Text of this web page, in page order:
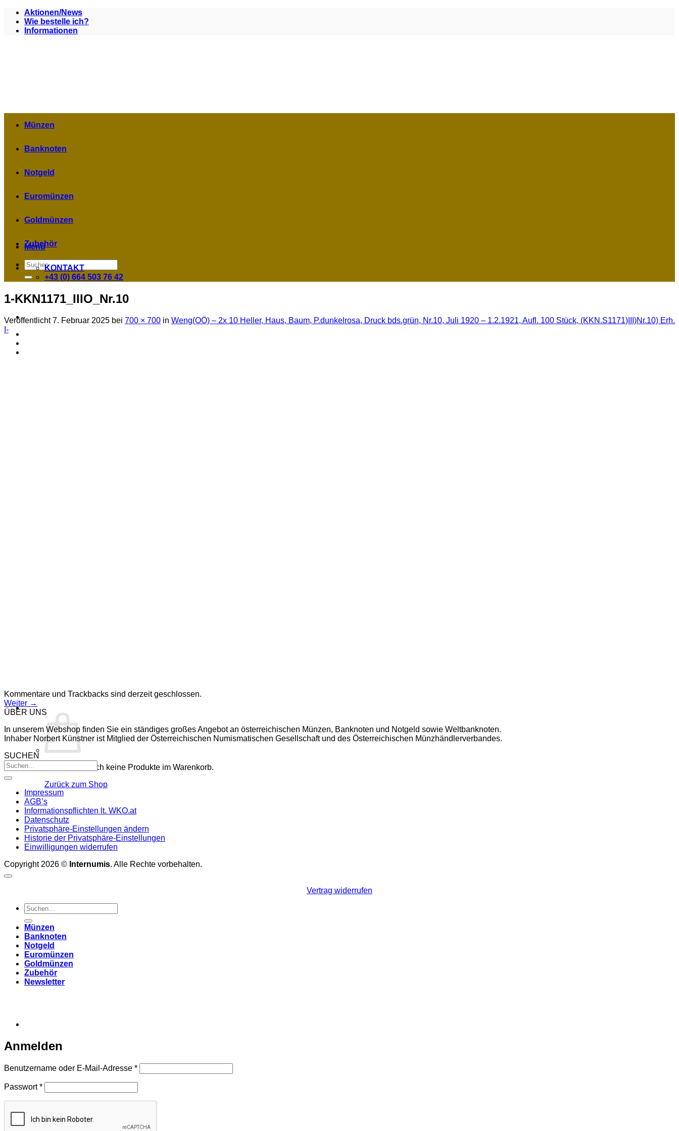
Zum
Inhalt
springen
Aktionen/News
Wie bestelle ich?
Informationen
Menü
Suchen
nach:
Es befinden sich keine Produkte im Warenkorb.
Zurück zum Shop
Münzen
Banknoten
Notgeld
Euromünzen
Goldmünzen
Zubehör
KONTAKT
+43 (0) 664 503 76 42
1-KKN1171_IIIO_Nr.10
Veröffentlicht7. Februar 2025 bei 700 × 700 in Weng(OÖ) – 2x 10 Heller, Haus, Baum, P.dunkelrosa, Druck bds.grün, Nr.10, Juli 1920 – 1.2.1921, Aufl. 100 Stück, (KKN.S1171)III)Nr.10) Erh.
I-
Kommentare und Trackbacks sind derzeit geschlossen.
Weiter →
ÜBER UNS
In unserem Webshop finden Sie ein ständiges großes Angebot an österreichischen Münzen, Banknoten und Notgeld sowie Weltbanknoten.
Inhaber Norbert Künstner ist Mitglied der Österreichischen Numismatischen Gesellschaft und des Österreichischen Münzhändlerverbandes.
SUCHEN
Impressum
AGB’s
Informationspflichten lt. WKO.at
Datenschutz
Privatsphäre-Einstellungen ändern
Historie der Privatsphäre-Einstellungen
Einwilligungen widerrufen
Copyright 2026 © Internumis. Alle Rechte vorbehalten.
Vertrag widerrufen
Suchen
nach:
Münzen
Banknoten
Notgeld
Euromünzen
Goldmünzen
Zubehör
Newsletter
Anmelden
Benutzername oder E-Mail-Adresse *Erforderlich
Passwort*Erforderlich